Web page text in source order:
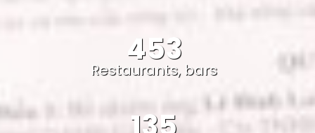
453
Restaurants, bars